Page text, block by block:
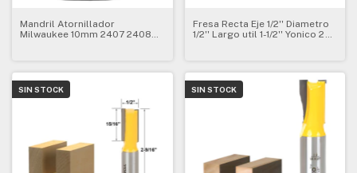
Mandril Atornillador
Milwaukee 10mm 2407 2408
Fresa Recta Eje 1/2'' Diametro
1/2'' Largo util 1-1/2'' Yonico 2
SIN STOCK SIN STOCK